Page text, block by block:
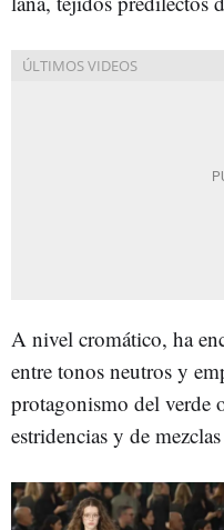
A nivel cromático, ha
entre tonos neutros y
protagonismo del verde
estridencias y de